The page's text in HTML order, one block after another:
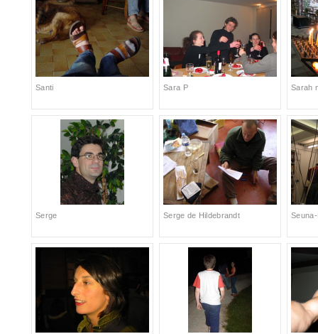
Santi Sara P Sarah
Serge Serge de Hildebrandt